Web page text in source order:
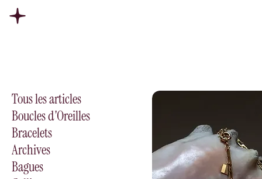
Tous les articles
Boucles d'Oreilles
Bracelets
Archives
Bagues